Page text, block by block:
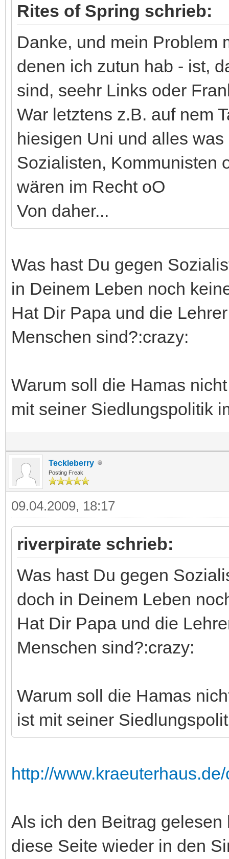
Rites of Spring schrieb:
Danke, und mein Problem
denen ich zutun hab - ist,
sind, seehr Links oder
War letztens z.B. auf nem
hiesigen Uni und alles
Sozialisten, Kommunisten
wären im Recht oO
Von daher...
Was hast Du gegen
in Deinem Leben noch
Hat Dir Papa und die
Menschen sind?:crazy:
Warum soll die Hamas
mit seiner Siedlungspolitik
Teckleberry
Posting Freak
09.04.2009, 18:17
riverpirate schrieb:
Was hast Du gegen
doch in Deinem Leben
Hat Dir Papa und die
Menschen sind?:crazy:
Warum soll die Hamas
ist mit seiner
http://
Als ich den Beitrag
diese Seite wieder in den